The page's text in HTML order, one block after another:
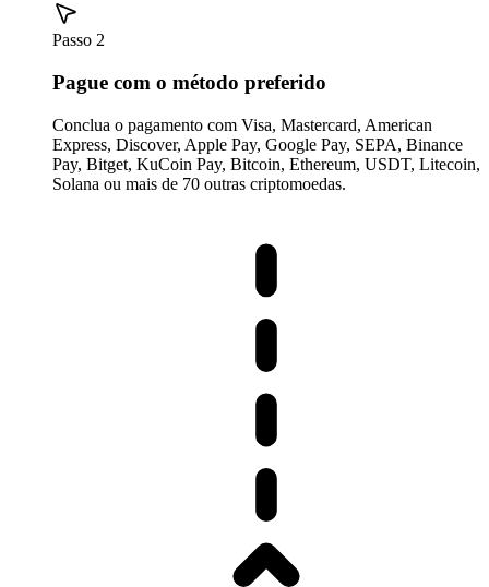
Passo 2
Pague com o método preferido
Conclua o pagamento com Visa, Mastercard, American
Express, Discover, Apple Pay, Google Pay, SEPA, Binance
Pay, Bitget, KuCoin Pay, Bitcoin, Ethereum, USDT, Litecoin,
Solana ou mais de 70 outras criptomoedas.